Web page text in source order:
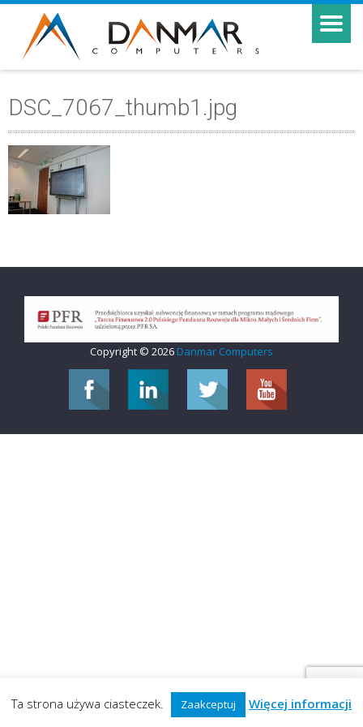
DSC_7067_thumb1.jpg
Copyright © 2026 Danmar Computers
Ta strona używa ciasteczek. Zaakceptuj Więcej informacji